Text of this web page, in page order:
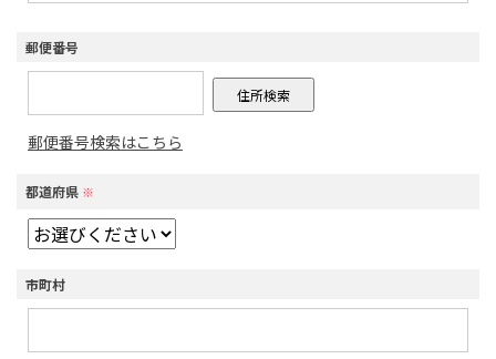
郵便番号
郵便番号検索はこちら
都道府県 ※
市町村